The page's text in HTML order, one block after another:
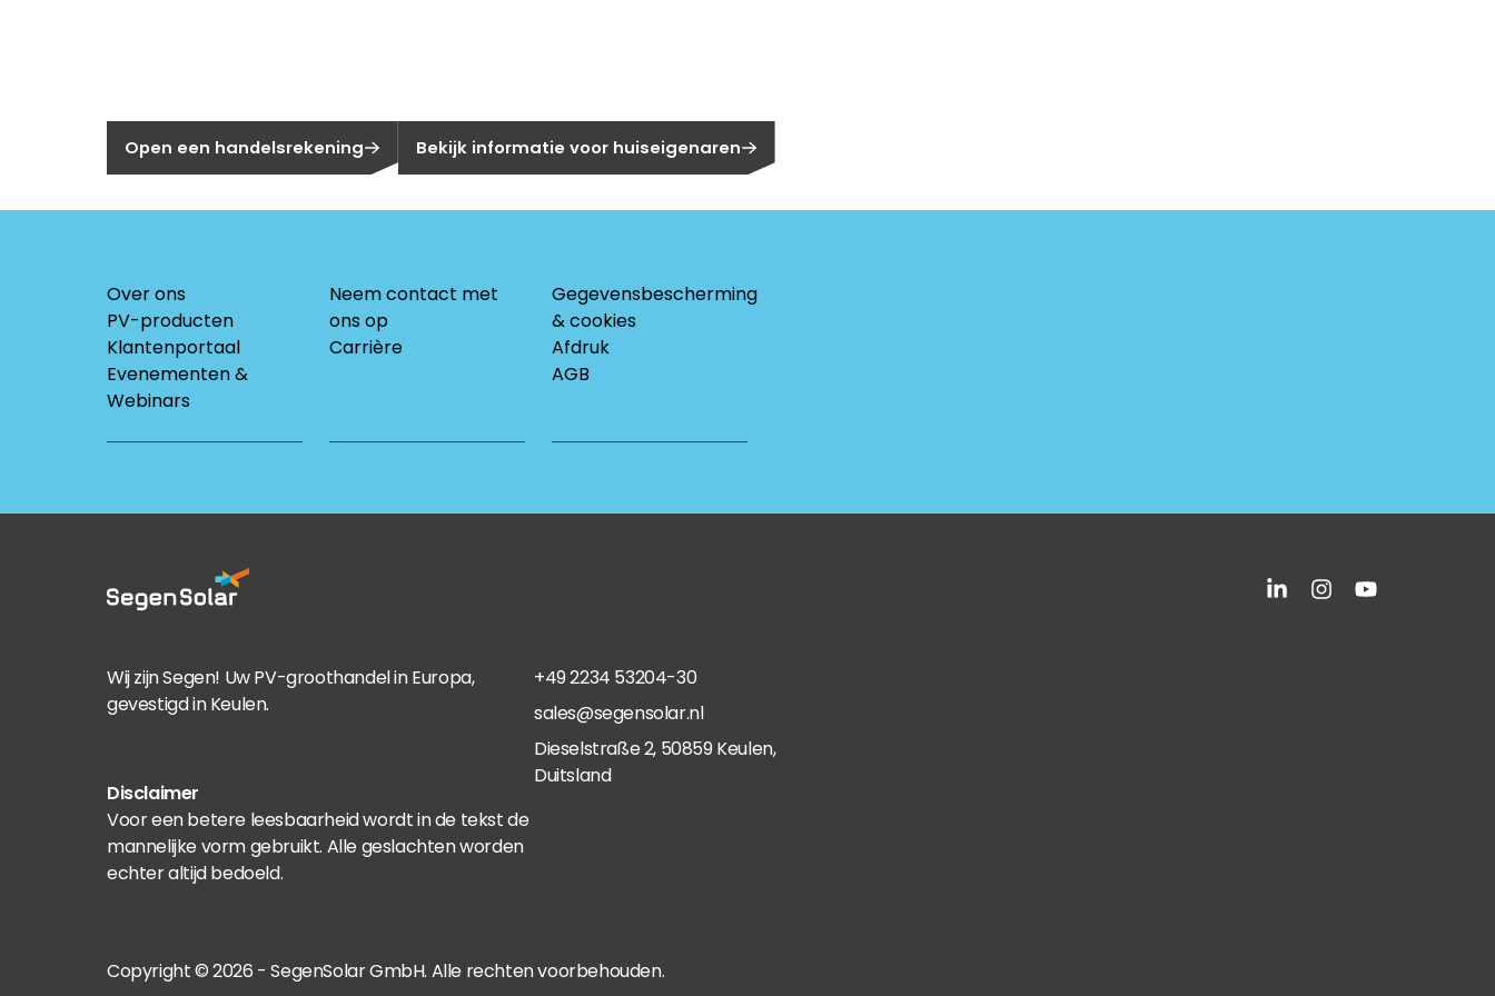
Open een handelsrekening Bekijk informatie voor huiseigenaren
Over ons
PV-producten
Klantenportaal
Evenementen &
Webinars
Neem contact met
ons op
Carrière
Gegevensbescherming
& cookies
Afdruk
AGB
Wij zijn Segen! Uw PV-groothandel in Europa,
gevestigd in Keulen.
Disclaimer
Voor een betere leesbaarheid wordt in de tekst de
mannelijke vorm gebruikt. Alle geslachten worden
echter altijd bedoeld.
+49 2234 53204-30
sales@segensolar.nl
Dieselstraße 2, 50859 Keulen,
Duitsland
Copyright © 2026 - SegenSolar GmbH. Alle rechten voorbehouden.